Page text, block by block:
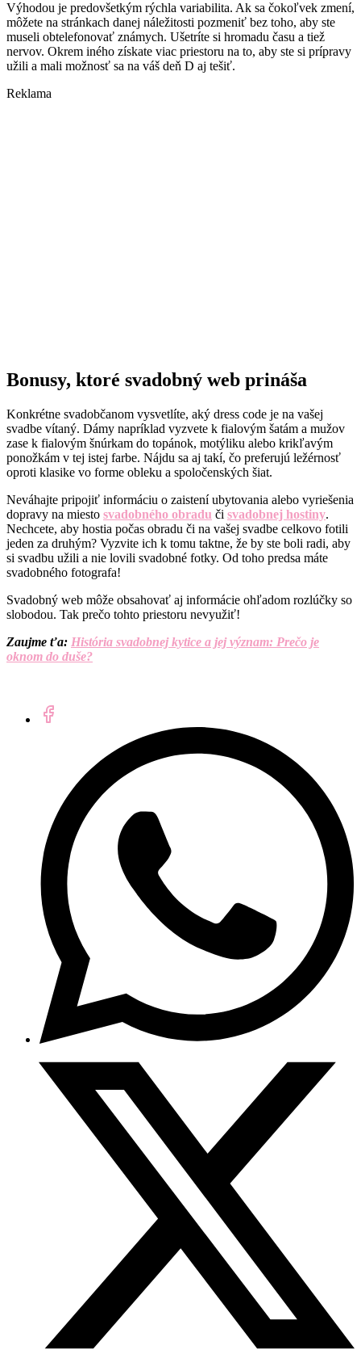
Výhodou je predovšetkým rýchla variabilita. Ak sa čokoľvek zmení,
môžete na stránkach danej náležitosti pozmeniť bez toho, aby ste
museli obtelefonovať známych. Ušetríte si hromadu času a tiež
nervov. Okrem iného získate viac priestoru na to, aby ste si prípravy
užili a mali možnosť sa na váš deň D aj tešiť.
Reklama
Bonusy, ktoré svadobný web prináša
Konkrétne svadobčanom vysvetlíte, aký dress code je na vašej
svadbe vítaný. Dámy napríklad vyzvete k fialovým šatám a mužov
zase k fialovým šnúrkam do topánok, motýliku alebo krikľavým
ponožkám v tej istej farbe. Nájdu sa aj takí, čo preferujú ležérnosť
oproti klasike vo forme obleku a spoločenských šiat.
Neváhajte pripojiť informáciu o zaistení ubytovania alebo vyriešenia
dopravy na miesto svadobného obradu či svadobnej hostiny.
Nechcete, aby hostia počas obradu či na vašej svadbe celkovo fotili
jeden za druhým? Vyzvite ich k tomu taktne, že by ste boli radi, aby
si svadbu užili a nie lovili svadobné fotky. Od toho predsa máte
svadobného fotografa!
Svadobný web môže obsahovať aj informácie ohľadom rozlúčky so
slobodou. Tak prečo tohto priestoru nevyužiť!
Zaujme ťa: História svadobnej kytice a jej význam: Prečo je
oknom do duše?